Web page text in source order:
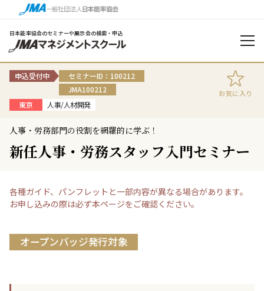
日本能率協会のセミナーや展示会の検索・申込
申込受付中
セミナーID：100212
JMA100212
東京
人事/人材開発
お気に入り
人事・労務部門の役割を網羅的に学ぶ！
新任人事・労務スタッフ入門セミナー
各種ガイド、パンフレットと一部内容が異なる場合があります。
お申し込みの際は必ず本ページをご確認ください。
オープンバッジ発行対象